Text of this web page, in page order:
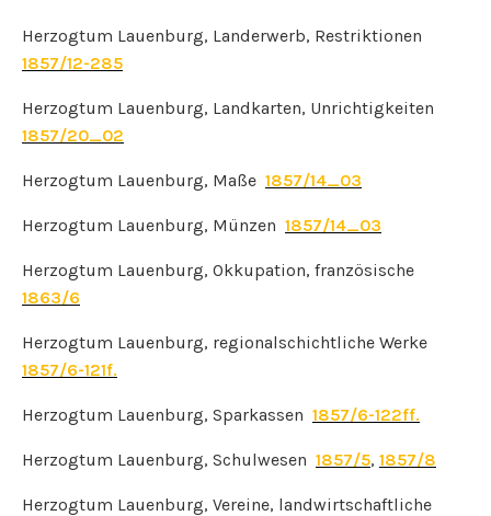
Herzogtum Lauenburg, Landerwerb, Restriktionen
1857/12-285
Herzogtum Lauenburg, Landkarten, Unrichtigkeiten
1857/20_02
Herzogtum Lauenburg, Maße 1857/14_03
Herzogtum Lauenburg, Münzen 1857/14_03
Herzogtum Lauenburg, Okkupation, französische
1863/6
Herzogtum Lauenburg, regionalschichtliche Werke
1857/6-121f.
Herzogtum Lauenburg, Sparkassen 1857/6-122ff.
Herzogtum Lauenburg, Schulwesen 1857/5, 1857/8
Herzogtum Lauenburg, Vereine, landwirtschaftliche